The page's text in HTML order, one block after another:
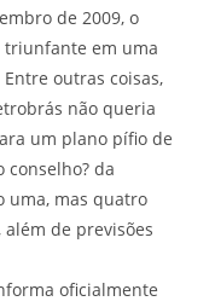
de 2009, o
triunfante em uma
outras coisas,
não queria
um plano pífio de
conselho? da
uma, mas quatro
de previsões
oficialmente